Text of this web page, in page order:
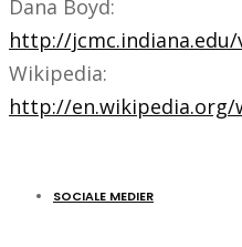
Dana Boyd:
http://
Wikipedia:
http://en.wikipedia.org/
SOCIALE MEDIER